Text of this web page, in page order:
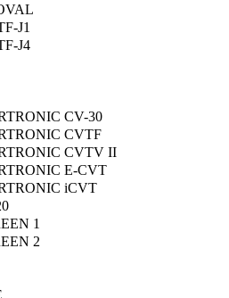
J1
J4
CV-30
CVTF
CVTV II
E-CVT
iCVT
1
2